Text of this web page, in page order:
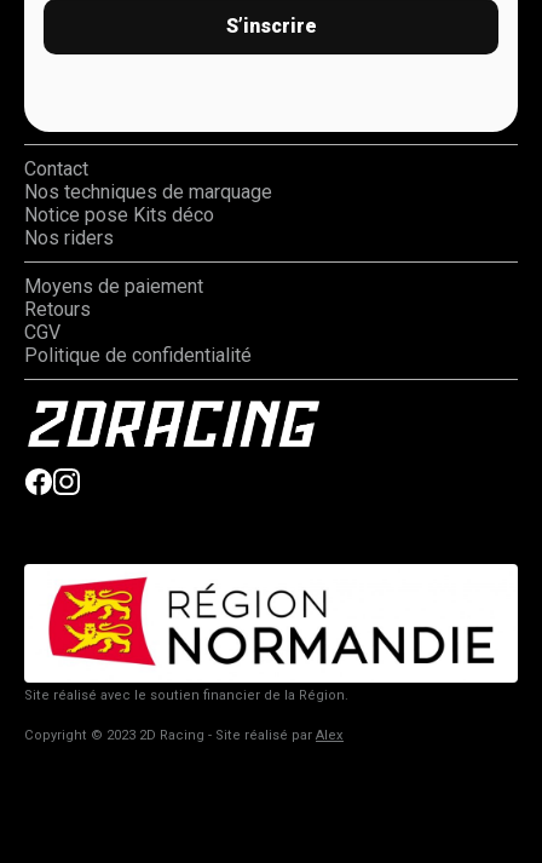
S’inscrire
Contact
Nos techniques de marquage
Notice pose Kits déco
Nos riders
Moyens de paiement
Retours
CGV
Politique de confidentialité
Site réalisé avec le soutien financier de la Région.
Copyright © 2023 2D Racing - Site réalisé par Alex